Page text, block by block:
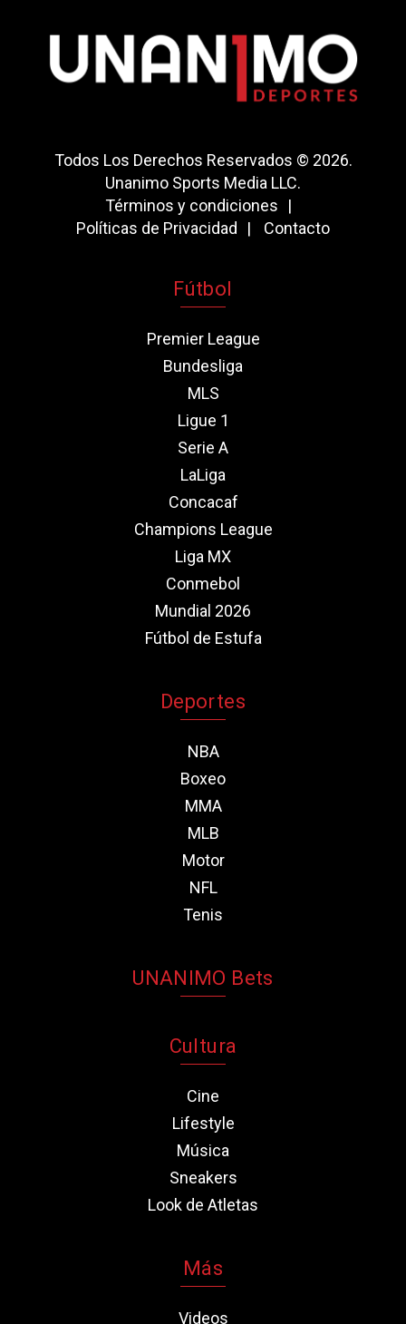
Todos Los Derechos Reservados © 2026.
Unanimo Sports Media LLC.
Términos y condiciones
Políticas de Privacidad
Contacto
Fútbol
Premier League
Bundesliga
MLS
Ligue 1
Serie A
LaLiga
Concacaf
Champions League
Liga MX
Conmebol
Mundial 2026
Fútbol de Estufa
Deportes
NBA
Boxeo
MMA
MLB
Motor
NFL
Tenis
UNANIMO Bets
Cultura
Cine
Lifestyle
Música
Sneakers
Look de Atletas
Más
Videos